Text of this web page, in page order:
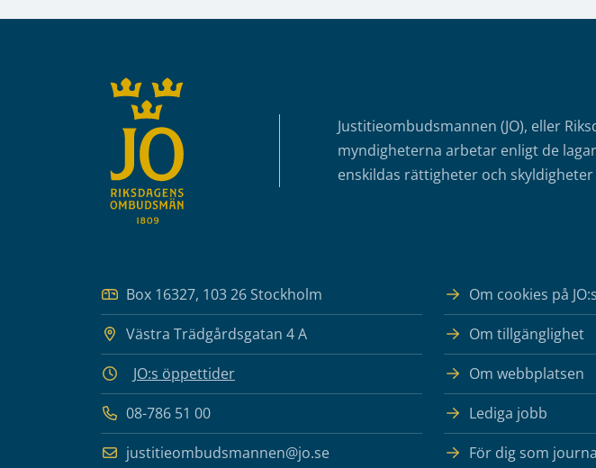
Justitieombudsmannen (JO), eller
myndigheterna arbetar enligt de
enskildas rättigheter och
Box 16327, 103 26 Stockholm
Västra Trädgårdsgatan 4 A
JO:s öppettider
08-786 51 00
justitieombudsmannen@jo.se
Om cookies på
Om tillgänglighet
Om webbplatsen
Lediga jobb
För dig som